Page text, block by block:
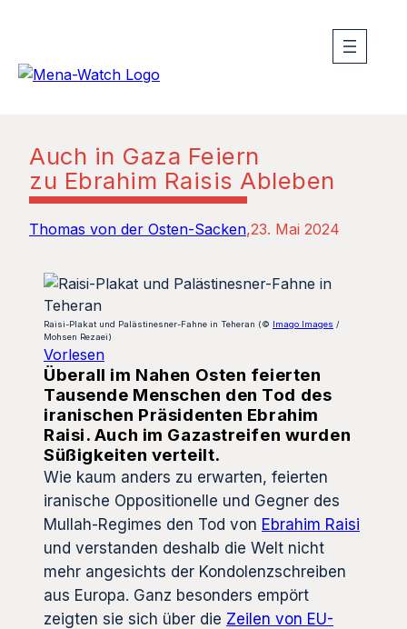
Auch in Gaza Feiern
zu Ebrahim Raisis Ableben
Thomas von der Osten-Sacken 23. Mai 2024
Raisi-Plakat und Palästinesner-Fahne in Teheran (© Imago Images /
Mohsen Rezaei)
Vorlesen
Überall im Nahen Osten feierten
Tausende Menschen den Tod des
iranischen Präsidenten Ebrahim
Raisi. Auch im Gazastreifen wurden
Süßigkeiten verteilt.
Wie kaum anders zu erwarten, feierten
iranische Oppositionelle und Gegner des
Mullah-Regimes den Tod von Ebrahim Raisi
und verstanden deshalb die Welt nicht
mehr angesichts der Kondolenzschreiben
aus Europa. Ganz besonders empört
zeigten sie sich über die Zeilen von EU-